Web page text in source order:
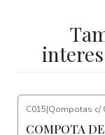
C015|Qompotas c/
COMPOTA